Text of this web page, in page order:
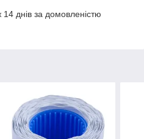
днів за домовленістю